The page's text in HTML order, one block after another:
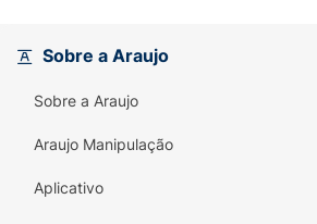
cachos merecem. É o produto
quem busca fios soltos, com
natural e saúde preservada.
Principais Benefícios:
Redução de Volume e Frizz:
Sobre a Araujo
Sobre a Araujo
Araujo Manipulação
Aplicativo